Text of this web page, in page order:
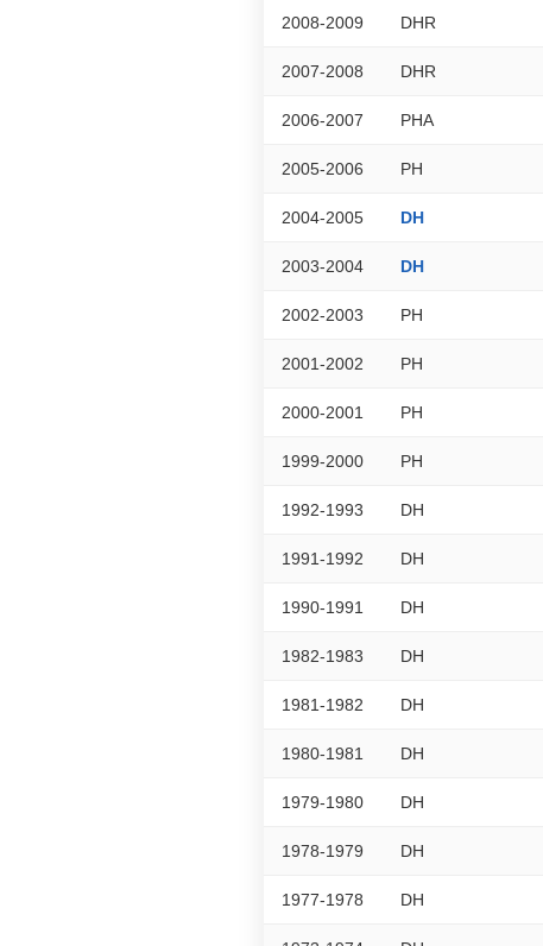
2008-2009 DHR
2007-2008 DHR
2006-2007 PHA
2005-2006 PH
2004-2005 DH
2003-2004 DH
2002-2003 PH
2001-2002 PH
2000-2001 PH
1999-2000 PH
1992-1993 DH
1991-1992 DH
1990-1991 DH
1982-1983 DH
1981-1982 DH
1980-1981 DH
1979-1980 DH
1978-1979 DH
1977-1978 DH